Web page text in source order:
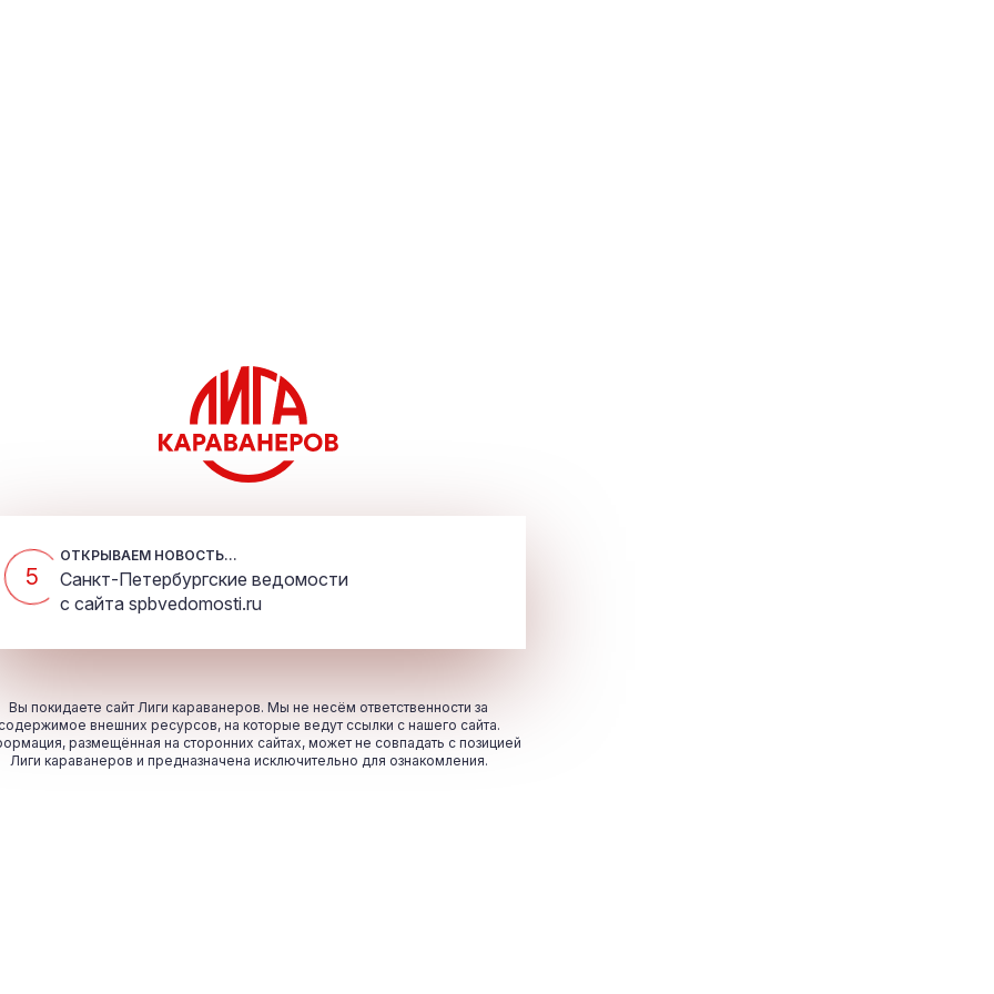
5
ОТКРЫВАЕМ НОВОСТЬ...
Санкт-Петербургские ведомости
с сайта spbvedomosti.ru
Вы покидаете сайт Лиги караванеров. Мы не несём ответственности за
внешних ресурсов, на которые ведут ссылки с нашего сайта.
размещённая на сторонних сайтах, может не совпадать с позицией
Лиги караванеров и предназначена исключительно для ознакомления.